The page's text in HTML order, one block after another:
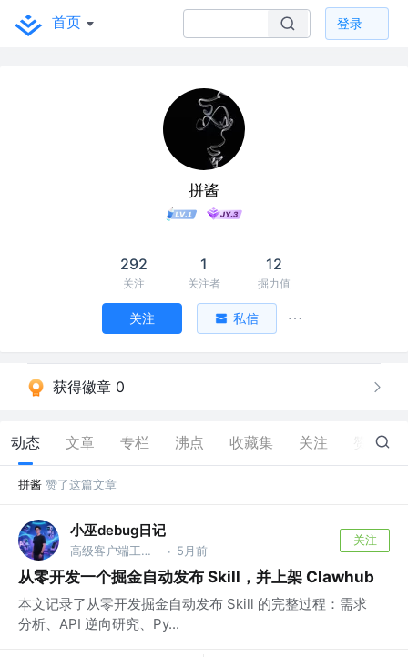
首页 登录
拼酱
292
关注
1
关注者
12
掘力值
关注 私信
获得徽章 0
动态 文章 专栏 沸点 收藏集 关注 509
拼酱 赞了这篇文章
小巫debug日记
高级客户端工程师 @腾讯 · 5月前
关注
从零开发一个掘金自动发布 Skill，并上架 Clawhub
本文记录了从零开发掘金自动发布 Skill 的完整过程：需求
分析、API 逆向研究、Py...